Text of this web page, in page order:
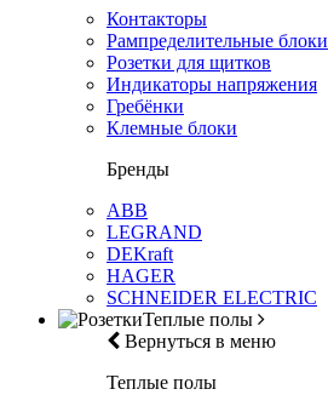
Контакторы
Рампределительные блоки
Розетки для щитков
Индикаторы напряжения
Гребёнки
Клемные блоки
Бренды
ABB
LEGRAND
DEKraft
HAGER
SCHNEIDER ELECTRIC
Теплые полы
Вернуться в меню
Теплые полы